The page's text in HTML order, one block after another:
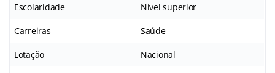
Escolaridade Nível superior
Carreiras Saúde
Lotação Nacional